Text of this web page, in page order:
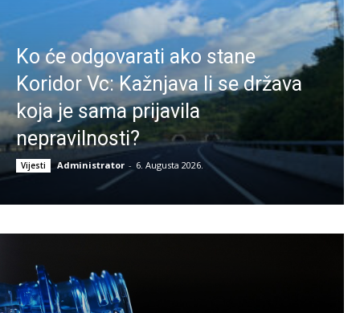
Ko će odgovarati ako stane
Koridor Vc: Kažnjava li se država
koja je sama prijavila
nepravilnosti?
Vijesti Administrator - 6. Augusta 2026.